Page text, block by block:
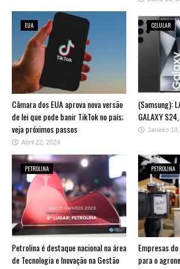
EUA
Câmara dos EUA aprova nova versão
de lei que pode banir TikTok no país;
veja próximos passos
Abril 22, 2024
CELULAR
(Samsung):
GALAXY
Janeiro
PETROLINA
Petrolina é destaque nacional na área
de Tecnologia e Inovação na Gestão
PETROLINA
Empresas
para o